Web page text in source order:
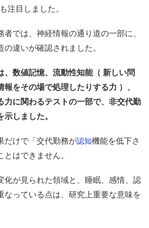
注目しました。
では、神経情報の通り道の一部に、
違いが確認されました。
、数値記憶、流動性知能（ 新しい問
をその場で処理したりする力 ）、
力に関わるテストの一部で、非交代勤
しました。
だけで「交代勤務が認知機能を低下さ
はできません。
化が見られた領域と、睡眠、感情、認
なっている点は、研究上重要な意味を